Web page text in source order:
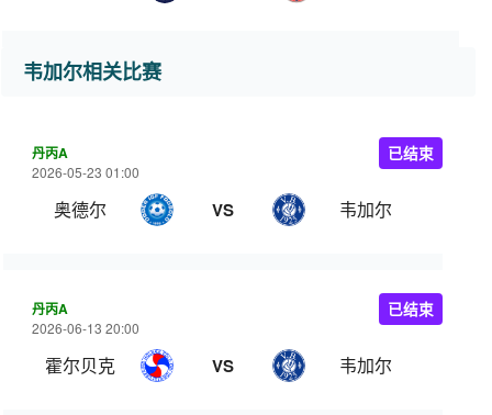
韦加尔相关比赛
丹丙A
2026-05-23 01:00
奥德尔 VS 韦加尔
已结束
丹丙A
2026-06-13 20:00
霍尔贝克 VS 韦加尔
已结束